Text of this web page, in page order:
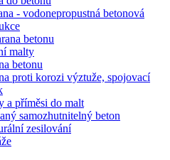
- vodonepropustná betonová
betonu
malty
betonu
proti korozi výztuže, spojovací
a příměsi do malt
samozhutnitelný beton
zesilování